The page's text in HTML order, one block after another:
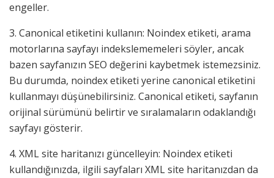
engeller.
3. Canonical etiketini kullanın: Noindex etiketi, arama
motorlarına sayfayı indekslememeleri söyler, ancak
bazen sayfanızın SEO değerini kaybetmek istemezsiniz.
Bu durumda, noindex etiketi yerine canonical etiketini
kullanmayı düşünebilirsiniz. Canonical etiketi, sayfanın
orijinal sürümünü belirtir ve sıralamaların odaklandığı
sayfayı gösterir.
4. XML site haritanızı güncelleyin: Noindex etiketi
kullandığınızda, ilgili sayfaları XML site haritanızdan da